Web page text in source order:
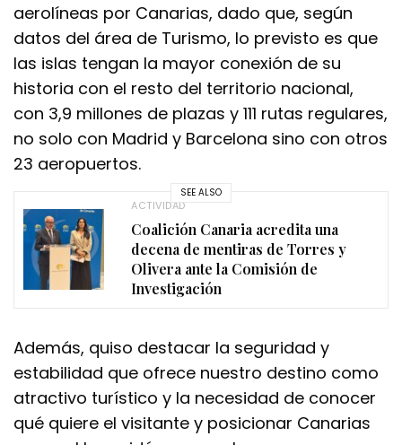
aerolíneas por Canarias, dado que, según
datos del área de Turismo, lo previsto es que
las islas tengan la mayor conexión de su
historia con el resto del territorio nacional,
con 3,9 millones de plazas y 111 rutas regulares,
no solo con Madrid y Barcelona sino con otros
23 aeropuertos.
SEE ALSO
ACTIVIDAD
Coalición Canaria acredita una
decena de mentiras de Torres y
Olivera ante la Comisión de
Investigación
Además, quiso destacar la seguridad y
estabilidad que ofrece nuestro destino como
atractivo turístico y la necesidad de conocer
qué quiere el visitante y posicionar Canarias